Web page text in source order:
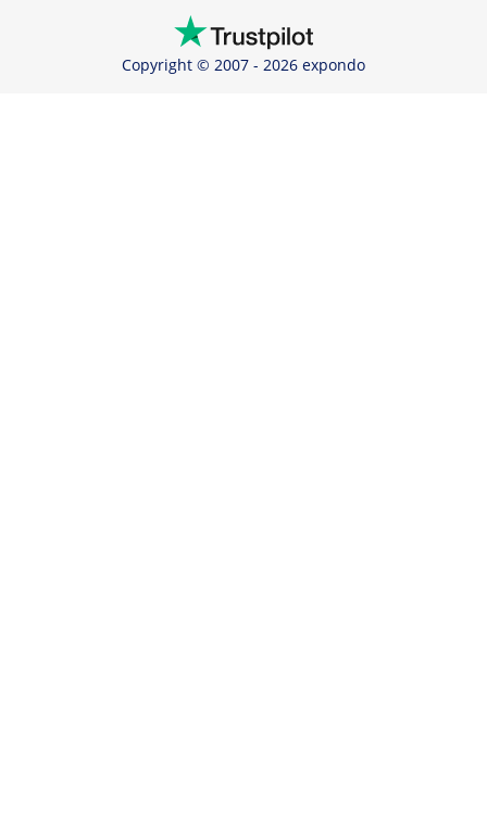
Copyright © 2007 - 2026 expondo